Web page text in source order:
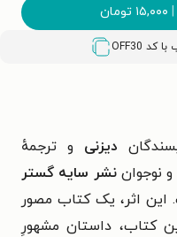
| ۱۵,۰۰۰ تومان
OFF30
دیزنی و ترجمهٔ
نوجواننشر سایه گستر
این اثر، یک کتاب مصور
کتاب، داستان مشهورِ